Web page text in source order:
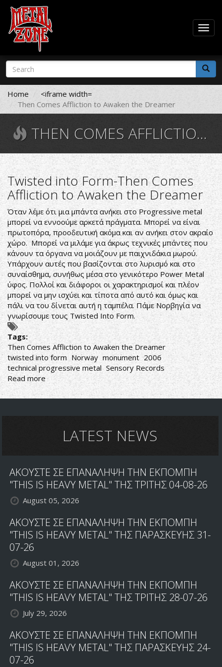
Skip
main
content
Search
form
Search
Home
<iframe width=
Then Comes Affliction to Awaken the Dreamer
THEN COMES AFFLICTION TO AWAKEN THE DREAMER
Twisted into Form-Then Comes
Affliction to Awaken the Dreamer
Όταν λέμε ότι μια μπάντα ανήκει στο Progressive metal
μπορεί να εννοούμε αρκετά πράγματα. Μπορεί να είναι
πρωτοπόρα, προοδευτική ακόμα και αν ανήκει στον ακραίο
χώρο. Μπορεί να μιλάμε για άκρως τεχνικές μπάντες που
κάνουν τα όργανα να μοιάζουν με παιχνιδάκια μωρού.
Υπάρχουν αυτές που βασίζονται στο λυρισμό και στο
συναίσθημα, συνήθως μέσα στο γενικότερο Power Metal
ύφος. Πολλοί και διάφοροι οι χαρακτηρισμοί και πλέον
μπορεί να μην ισχύει και τίποτα από αυτό και όμως και
πάλι να του δίνεται αυτή η ταμπέλα. Πάμε Νορβηγία να
γνωρίσουμε τους Twisted Into Form.
Tags:
Then Comes Affliction to Awaken the Dreamer
twisted into form Norway monument 2006
technical progressive metal Sensory Records
Read moreabout
Twisted
into
Comes
Affliction
the
Dreamer
LATEST NEWS
ΑΚΟΥΣΤΕ ΣΕ ΕΠΑΝΑΛΗΨΗ ΤΗΝ ΕΚΠΟΜΠΗ
"THIS IS HEAVY METAL" ΤΗΣ ΤΡΙΤΗΣ 04-08-26
August 05, 2026
ΑΚΟΥΣΤΕ ΣΕ ΕΠΑΝΑΛΗΨΗ ΤΗΝ ΕΚΠΟΜΠΗ
"THIS IS HEAVY METAL" ΤΗΣ ΠΑΡΑΣΚΕΥΗΣ 31-
07-26
August 01, 2026
ΑΚΟΥΣΤΕ ΣΕ ΕΠΑΝΑΛΗΨΗ ΤΗΝ ΕΚΠΟΜΠΗ
"THIS IS HEAVY METAL" ΤΗΣ ΤΡΙΤΗΣ 28-07-26
July 29, 2026
ΑΚΟΥΣΤΕ ΣΕ ΕΠΑΝΑΛΗΨΗ ΤΗΝ ΕΚΠΟΜΠΗ
"THIS IS HEAVY METAL" ΤΗΣ ΠΑΡΑΣΚΕΥΗΣ 24-
07-26